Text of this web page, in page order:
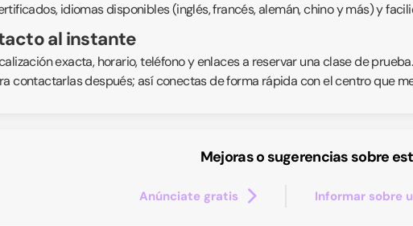
idiomas disponibles (inglés, francés, alemán, chino y más) y
al instante
exacta, horario, teléfono y enlaces a reservar una clase de
contactarlas después; así conectas de forma rápida con el centro que
Mejoras o sugerencias sobre
Anúnciate gratis Informar sobre